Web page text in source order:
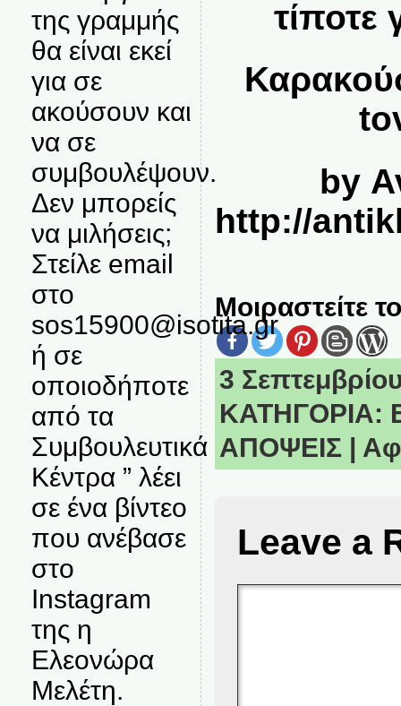
της γραμμής
θα είναι εκεί
για σε
ακούσουν και
να σε
συμβουλέψουν.
Δεν μπορείς
να μιλήσεις;
Στείλε email
στο
sos15900@isotita.gr
ή σε
οποιοδήποτε
από τα
Συμβουλευτικά
Κέντρα ” λέει
σε ένα βίντεο
που ανέβασε
στο
Instagram
της η
Ελεονώρα
Μελέτη.
τίποτε
by
http://
Μοιραστείτε
3
ΚΑΤΗΓΟΡΙΑ:
ΑΠΟΨΕΙΣ |
Leave a